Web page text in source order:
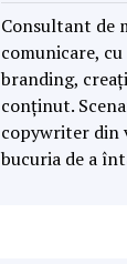
Consultant de
comunicare,
branding,
conținut.
copywriter din
bucuria de a